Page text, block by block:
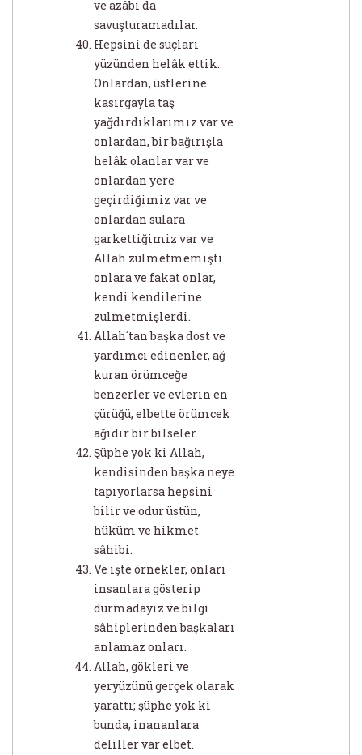
ve azâbı da
savuşturamadılar.
Hepsini de suçları
yüzünden helâk ettik.
Onlardan, üstlerine
kasırgayla taş
yağdırdıklarımız var ve
onlardan, bir bağırışla
helâk olanlar var ve
onlardan yere
geçirdiğimiz var ve
onlardan sulara
garkettiğimiz var ve
Allah zulmetmemişti
onlara ve fakat onlar,
kendi kendilerine
zulmetmişlerdi.
Allah´tan başka dost ve
yardımcı edinenler, ağ
kuran örümceğe
benzerler ve evlerin en
çürüğü, elbette örümcek
ağıdır bir bilseler.
Şüphe yok ki Allah,
kendisinden başka neye
tapıyorlarsa hepsini
bilir ve odur üstün,
hüküm ve hikmet
sâhibi.
Ve işte örnekler, onları
insanlara gösterip
durmadayız ve bilgi
sâhiplerinden başkaları
anlamaz onları.
Allah, gökleri ve
yeryüzünü gerçek olarak
yarattı; şüphe yok ki
bunda, inananlara
deliller var elbet.